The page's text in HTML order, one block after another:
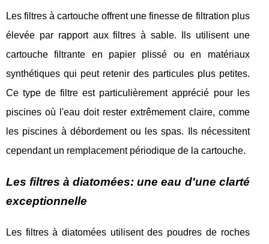
Les filtres à cartouche offrent une finesse de filtration plus
élevée par rapport aux filtres à sable. Ils utilisent une
cartouche filtrante en papier plissé ou en matériaux
synthétiques qui peut retenir des particules plus petites.
Ce type de filtre est particulièrement apprécié pour les
piscines où l'eau doit rester extrêmement claire, comme
les piscines à débordement ou les spas. Ils nécessitent
cependant un remplacement périodique de la cartouche.
Les filtres à diatomées: une eau d'une clarté
exceptionnelle
Les filtres à diatomées utilisent des poudres de roches